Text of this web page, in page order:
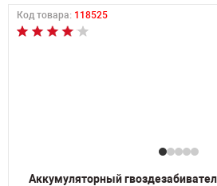
Код товара: 118525
Аккумуляторный